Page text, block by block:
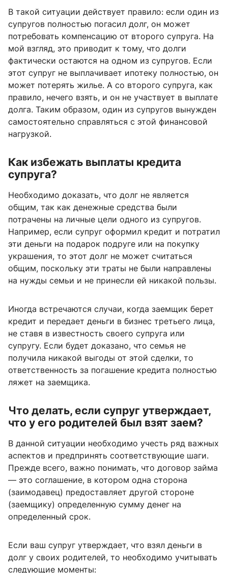
В такой ситуации действует правило: если один из
супругов полностью погасил долг, он может
потребовать компенсацию от второго супруга. На
мой взгляд, это приводит к тому, что долги
фактически остаются на одном из супругов. Если
этот супруг не выплачивает ипотеку полностью, он
может потерять жилье. А со второго супруга, как
правило, нечего взять, и он не участвует в выплате
долга. Таким образом, один из супругов вынужден
самостоятельно справляться с этой финансовой
нагрузкой.
Как избежать выплаты кредита
супруга?
Необходимо доказать, что долг не является
общим, так как денежные средства были
потрачены на личные цели одного из супругов.
Например, если супруг оформил кредит и потратил
эти деньги на подарок подруге или на покупку
украшения, то этот долг не может считаться
общим, поскольку эти траты не были направлены
на нужды семьи и не принесли ей никакой пользы.
Иногда встречаются случаи, когда заемщик берет
кредит и передает деньги в бизнес третьего лица,
не ставя в известность своего супруга или
супругу. Если будет доказано, что семья не
получила никакой выгоды от этой сделки, то
ответственность за погашение кредита полностью
ляжет на заемщика.
Что делать, если супруг утверждает,
что у его родителей был взят заем?
В данной ситуации необходимо учесть ряд важных
аспектов и предпринять соответствующие шаги.
Прежде всего, важно понимать, что договор займа
— это соглашение, в котором одна сторона
(заимодавец) предоставляет другой стороне
(заемщику) определенную сумму денег на
определенный срок.
Если ваш супруг утверждает, что взял деньги в
долг у своих родителей, то необходимо учитывать
следующие моменты: